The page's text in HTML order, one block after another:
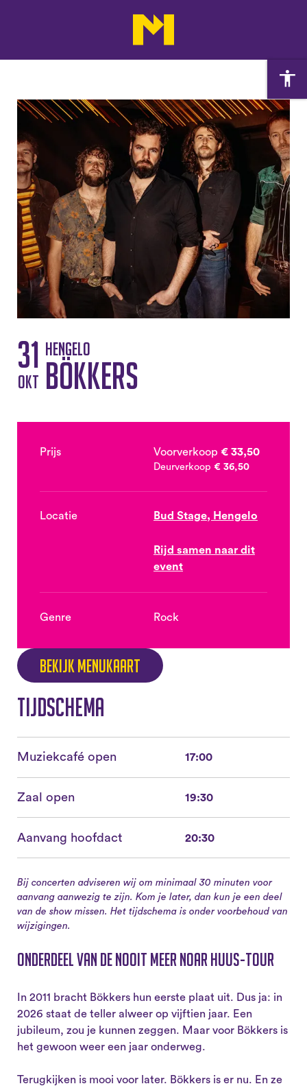
31
okt
Hengelo
Bökkers
Prijs Voorverkoop € 33,50
Deurverkoop € 36,50
Locatie Bud Stage, Hengelo
Rijd samen naar dit
event
Genre Rock
Bekijk menukaart
Tijdschema
Muziekcafé open 17:00
Zaal open 19:30
Aanvang hoofdact 20:30
Bij concerten adviseren wij om minimaal 30 minuten voor
aanvang aanwezig te zijn. Kom je later, dan kun je een deel
van de show missen. Het tijdschema is onder voorbehoud van
wijzigingen.
Onderdeel van de Nooit Meer Noar Huus-tour
In 2011 bracht Bökkers hun eerste plaat uit. Dus ja: in
2026 staat de teller alweer op vijftien jaar. Een
jubileum, zou je kunnen zeggen. Maar voor Bökkers is
het gewoon weer een jaar onderweg.
Terugkijken is mooi voor later. Bökkers is er nu. En ze